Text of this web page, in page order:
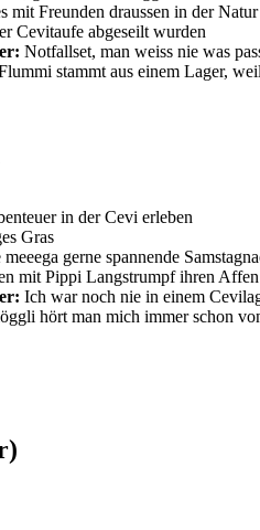
mit Freunden draussen in der
Cevitaufe abgeseilt wurden
Notfallset, man weiss nie was
stammt aus einem Lager,
in der Cevi erleben
Gras
meeega gerne spannende
mit Pippi Langstrumpf ihren
Ich war noch nie in einem
hört man mich immer schon